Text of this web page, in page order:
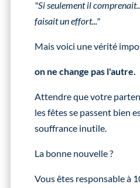
"Si seulement il
faisait un effort..."
Mais voici une vérité
on ne change pas l'autre.
Attendre que votre
les fêtes se passent bien
souffrance inutile.
La bonne nouvelle ?
Vous êtes responsable à